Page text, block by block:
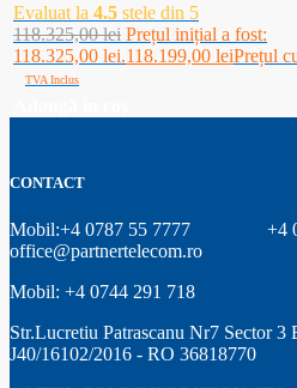
Evaluat la 4.5 stele din 5
118.325,00lei Prețul inițial a fost:
118.325,00 lei.118.199,00 leiPrețul
TVA Inclus
CONTACT
Mobil:+4 0787 55 7777 +4
office@partnertelecom.ro
Mobil: +4 0744 291 718
Str.Lucretiu Patrascanu Nr7 Sector 3
J40/16102/2016 - RO 36818770